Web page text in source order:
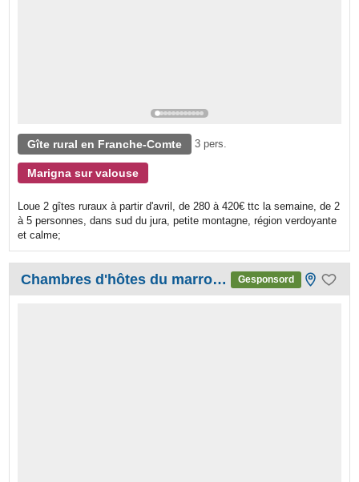
Gîte rural en Franche-Comte 3 pers.
Marigna sur valouse
Loue 2 gîtes ruraux à partir d'avril, de 280 à 420€ ttc la semaine, de 2
à 5 personnes, dans sud du jura, petite montagne, région verdoyante
et calme;
Chambres d'hôtes du marronnier Gesponsord